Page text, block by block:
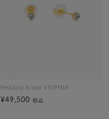
festaria bijou SOPHIA
¥49,500 税込